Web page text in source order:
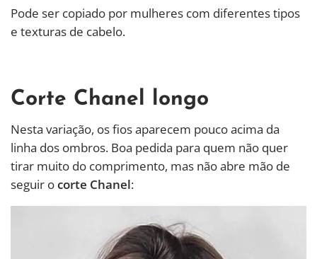
Pode ser copiado por mulheres com diferentes tipos
e texturas de cabelo.
Corte Chanel longo
Nesta variação, os fios aparecem pouco acima da
linha dos ombros. Boa pedida para quem não quer
tirar muito do comprimento, mas não abre mão de
seguir ocorte Chanel: